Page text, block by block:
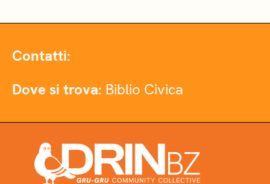
Contatti:
Dove si trova: Biblio Civica